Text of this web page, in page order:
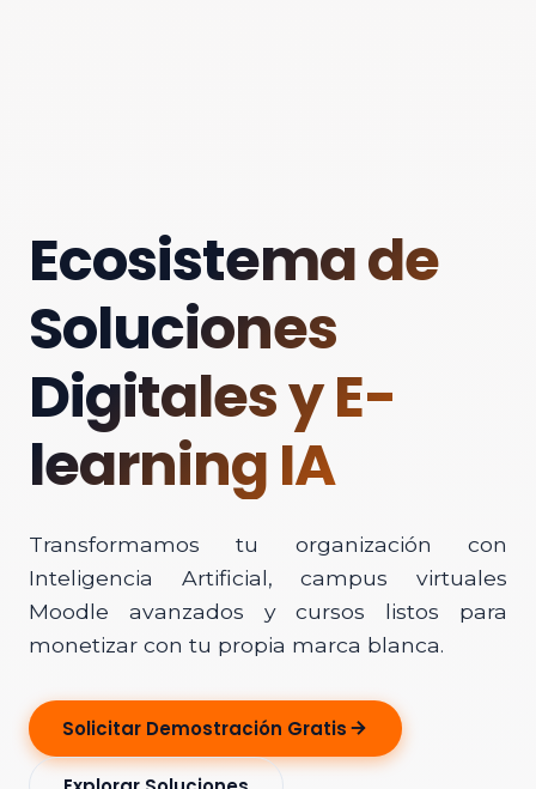
Ecosistema de
Soluciones
Digitales y E-
learning IA
Transformamos tu organización con
Inteligencia Artificial, campus virtuales
Moodle avanzados y cursos listos para
monetizar con tu propia marca blanca.
Solicitar Demostración Gratis